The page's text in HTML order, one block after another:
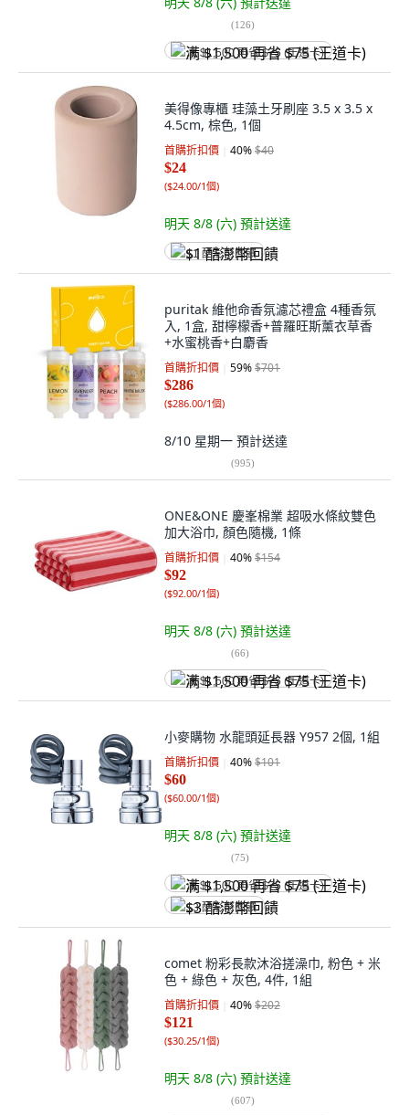
(126)
满 $1,500 再省 $75 (王道卡)
美得像專櫃 珪藻土牙刷座 3.5 x 3.5 x
4.5cm, 棕色, 1個
首購折扣價 40%$40
$24
($24.00/1個)
明天 8/8 (六) 預計送達
$1 酷澎幣回饋
puritak 維他命香氛濾芯禮盒 4種香氛
入, 1盒, 甜檸檬香+普羅旺斯薰衣草香
+水蜜桃香+白麝香
首購折扣價 59%$701
$286
($286.00/1個)
8/10 星期一 預計送達
(995)
ONE&ONE 慶峯棉業 超吸水條紋雙色
加大浴巾, 顏色隨機, 1條
首購折扣價 40%$154
$92
($92.00/1個)
明天 8/8 (六) 預計送達
(66)
满 $1,500 再省 $75 (王道卡)
小麥購物 水龍頭延長器 Y957 2個, 1組
首購折扣價 40%$101
$60
($60.00/1個)
明天 8/8 (六) 預計送達
(75)
满 $1,500 再省 $75 (王道卡)
$3 酷澎幣回饋
comet 粉彩長款沐浴搓澡巾, 粉色 + 米
色 + 綠色 + 灰色, 4件, 1組
首購折扣價 40%$202
$121
($30.25/1個)
明天 8/8 (六) 預計送達
(607)